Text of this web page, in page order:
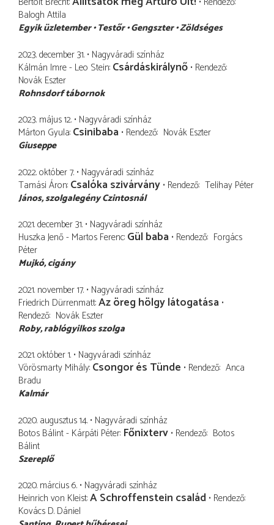
Balogh Attila
Egyik üzletember Testőr Gengszter Zöldséges
2023. december 31. Nagyváradi színház
Kálmán Imre - Leo Stein Csárdáskirálynő Rendező
Novák Eszter
Rohnsdorf tábornok
2023. május 12. Nagyváradi színház
Márton Gyula Csinibaba Rendező Novák Eszter
Giuseppe
2022. október 7. Nagyváradi színház
Tamási Áron Csalóka szivárvány Rendező Telihay Péter
János szolgalegény Czintosnál
2021. december 31. Nagyváradi színház
Huszka Jenő - Martos Ferenc Gül baba Rendező Forgács
Péter
Mujkó cigány
2021. november 17. Nagyváradi színház
Friedrich Dürrenmatt Az öreg hölgy látogatása
Rendező Novák Eszter
Roby, rablógyilkos szolga
2021. október 1. Nagyváradi színház
Vörösmarty Mihály Csongor és Tünde Rendező Anca
Bradu
Kalmár
2020. augusztus 14. Nagyváradi színház
Botos Bálint - Kárpáti Péter Főnixterv Rendező Botos
Bálint
Szereplő
2020. március 6. Nagyváradi színház
Heinrich von Kleist A Schroffenstein család Rendező
Kovács D. Dániel